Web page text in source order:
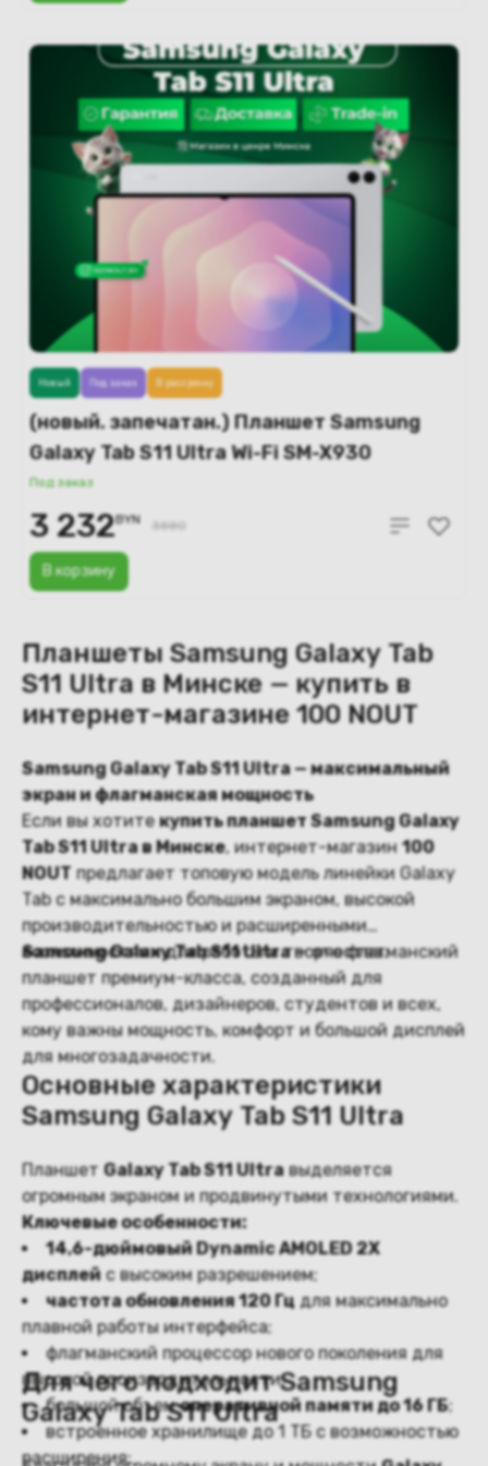
(новый. запечатан.) Планшет Samsung
Galaxy Tab S11 Ultra Wi-Fi SM-X930
12GB/256GB (серебристый)
Под заказ
В корзину
Новый Под заказ В рассрочку
3 232BYN 3880
Планшеты Samsung Galaxy Tab
S11 Ultra в Минске — купить в
интернет-магазине 100 NOUT
Samsung Galaxy Tab S11 Ultra — максимальный
экран и флагманская мощность
Если вы хотитекупить планшет Samsung Galaxy
Tab S11 Ultra в Минске, интернет-магазин100
NOUTпредлагает топовую модель линейки Galaxy
Tab с максимально большим экраном, высокой
производительностью и расширенными
возможностями для работы и творчества.
Samsung Galaxy Tab S11 Ultra— это флагманский
планшет премиум-класса, созданный для
профессионалов, дизайнеров, студентов и всех,
кому важны мощность, комфорт и большой дисплей
для многозадачности.
Основные характеристики
Samsung Galaxy Tab S11 Ultra
ПланшетGalaxy Tab S11 Ultraвыделяется
огромным экраном и продвинутыми технологиями.
Ключевые особенности:
14,6-дюймовый Dynamic AMOLED 2X
дисплейс высоким разрешением;
частота обновления 120 Гцдля максимально
плавной работы интерфейса;
флагманский процессор нового поколения для
высокой производительности;
большой объемоперативной памяти до 16 ГБ;
встроенное хранилище до 1 ТБ с возможностью
расширения;
Для чего подходит Samsung
Galaxy Tab S11 Ultra